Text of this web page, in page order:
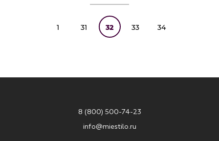
1 31 32 33 34
8 (800) 500-74-23
info@miestilo.ru